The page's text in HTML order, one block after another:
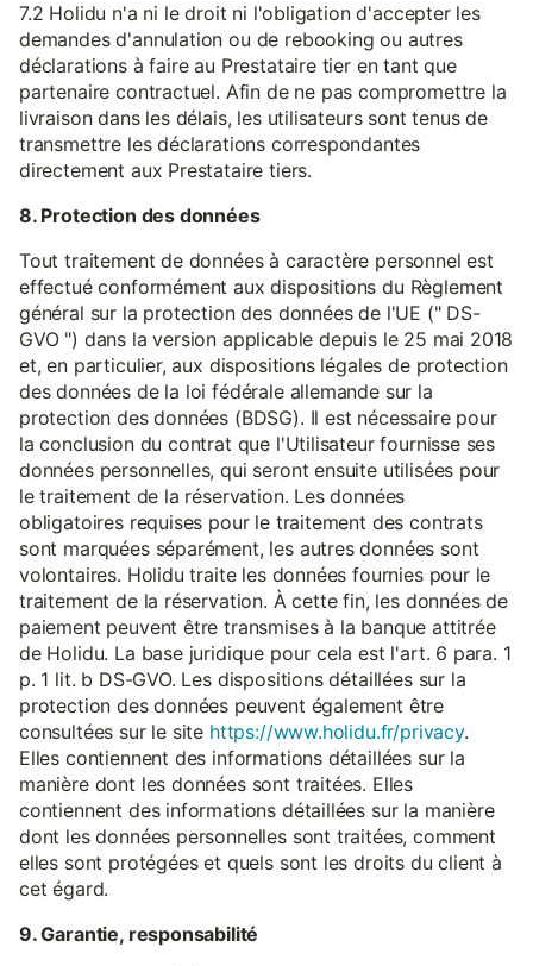
7.2 Holidu n'a ni le droit ni l'obligation d'accepter les
demandes d'annulation ou de rebooking ou autres
déclarations à faire au Prestataire tier en tant que
partenaire contractuel. Afin de ne pas compromettre la
livraison dans les délais, les utilisateurs sont tenus de
transmettre les déclarations correspondantes
directement aux Prestataire tiers.
8. Protection des données
Tout traitement de données à caractère personnel est
effectué conformément aux dispositions du Règlement
général sur la protection des données de l'UE (" DS-
GVO ") dans la version applicable depuis le 25 mai 2018
et, en particulier, aux dispositions légales de protection
des données de la loi fédérale allemande sur la
protection des données (BDSG). Il est nécessaire pour
la conclusion du contrat que l'Utilisateur fournisse ses
données personnelles, qui seront ensuite utilisées pour
le traitement de la réservation. Les données
obligatoires requises pour le traitement des contrats
sont marquées séparément, les autres données sont
volontaires. Holidu traite les données fournies pour le
traitement de la réservation. À cette fin, les données de
paiement peuvent être transmises à la banque attitrée
de Holidu. La base juridique pour cela est l'art. 6 para. 1
p. 1 lit. b DS-GVO. Les dispositions détaillées sur la
protection des données peuvent également être
consultées sur le site https://www.holidu.fr/privacy.
Elles contiennent des informations détaillées sur la
manière dont les données sont traitées. Elles
contiennent des informations détaillées sur la manière
dont les données personnelles sont traitées, comment
elles sont protégées et quels sont les droits du client à
cet égard.
9. Garantie, responsabilité